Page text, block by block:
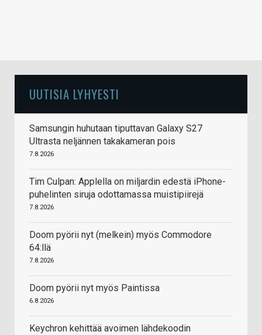
UUTISIA LYHYESTI
Samsungin huhutaan tiputtavan Galaxy S27
Ultrasta neljännen takakameran pois
7.8.2026
Tim Culpan: Applella on miljardin edestä iPhone-
puhelinten siruja odottamassa muistipiirejä
7.8.2026
Doom pyörii nyt (melkein) myös Commodore
64:llä
7.8.2026
Doom pyörii nyt myös Paintissa
6.8.2026
Keychron kehittää avoimen lähdekoodin